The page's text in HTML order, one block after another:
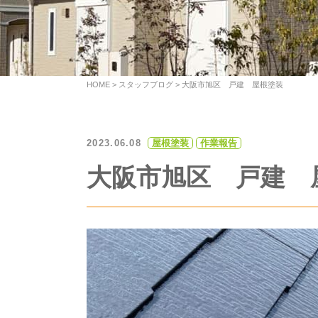
HOME > スタッフブログ > 大阪市旭区 戸建 屋根塗装
2023.06.08 屋根塗装 作業報告
大阪市旭区 戸建